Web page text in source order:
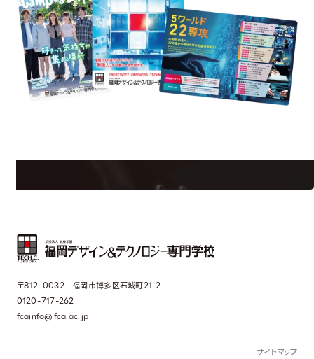
Information
〒812-0032 福岡市博多区石城町21-2
0120-717-262
fcainfo@fca.ac.jp
サイトマップ